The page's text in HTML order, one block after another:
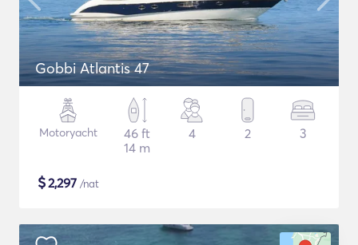
Gobbi Atlantis 47
Motoryacht
46 ft
14 m
4 2 3
$2,297 /nat